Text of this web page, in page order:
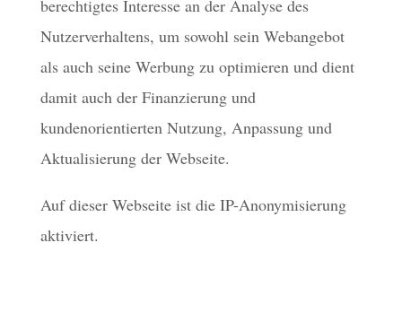
berechtigtes Interesse an der Analyse des
Nutzerverhaltens, um sowohl sein Webangebot
als auch seine Werbung zu optimieren und dient
damit auch der Finanzierung und
kundenorientierten Nutzung, Anpassung und
Aktualisierung der Webseite.
Auf dieser Webseite ist die IP-Anonymisierung
aktiviert.